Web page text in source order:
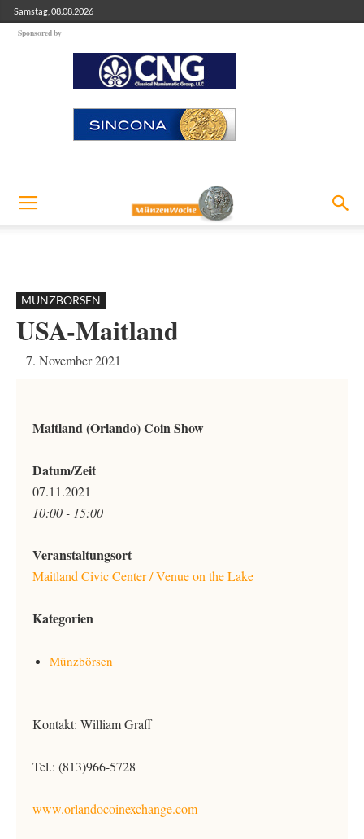
Samstag, 08.08.2026
Sponsored by
MÜNZBÖRSEN
USA-Maitland
7. November 2021
Maitland (Orlando) Coin Show
Datum/Zeit
07.11.2021
10:00 - 15:00
Veranstaltungsort
Maitland Civic Center / Venue on the Lake
Kategorien
Münzbörsen
Kontakt: William Graff
Tel.: (813)966-5728
www.orlandocoinexchange.com